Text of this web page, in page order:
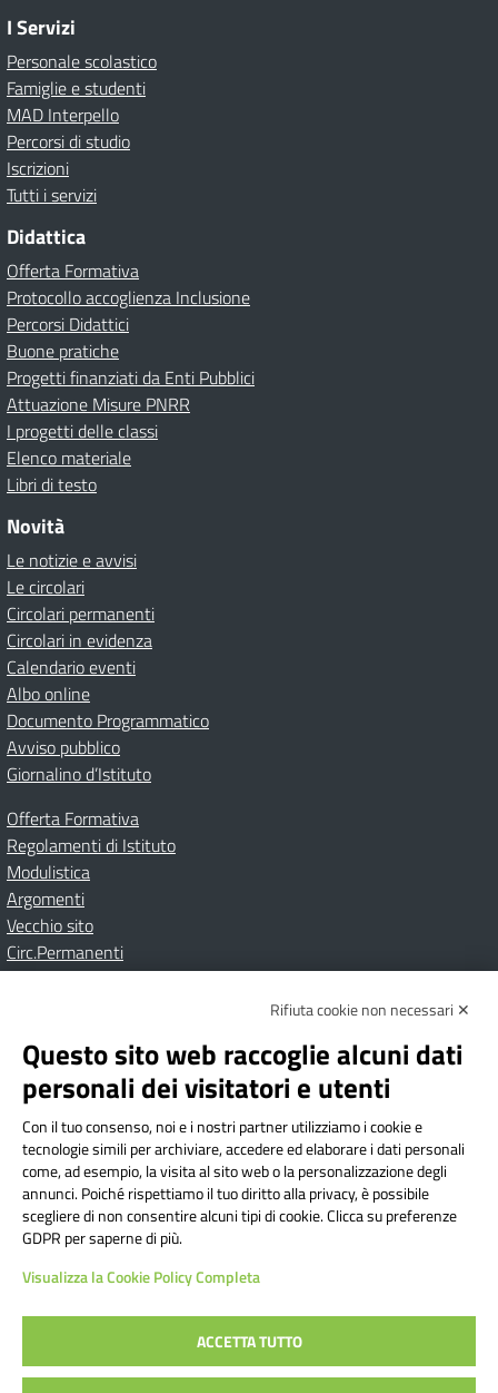
I Servizi
Personale scolastico
Famiglie e studenti
MAD Interpello
Percorsi di studio
Iscrizioni
Tutti i servizi
Didattica
Offerta Formativa
Protocollo accoglienza Inclusione
Percorsi Didattici
Buone pratiche
Progetti finanziati da Enti Pubblici
Attuazione Misure PNRR
I progetti delle classi
Elenco materiale
Libri di testo
Novità
Le notizie e avvisi
Le circolari
Circolari permanenti
Circolari in evidenza
Calendario eventi
Albo online
Documento Programmatico
Avviso pubblico
Giornalino d’Istituto
Offerta Formativa
Regolamenti di Istituto
Modulistica
Argomenti
Vecchio sito
Circ.Permanenti
Albo onlinePrivacy Policy
Dichiarazione di accessibilità
Note Legali
Istituto Comprensivo Bricherasio
Via Cesare Bollea n. 3 - 10064 Bricherasio (TO) | P.E.O.:
toic84200d@istruzione.it | P.E.C.:
toic84200d@pec.istruzione.it
Codice Fiscale: 94544620019 | Cod. Meccanografico:
TOIC84200D | Codice IPA: istsc_toic84200d | Codice
Univoco: UFYI9M
Sito web realizzato da AVVALE SPA|Concept & Design by
Rifiuta cookie non necessari ✕
Questo sito web raccoglie alcuni dati
personali dei visitatori e utenti
Con il tuo consenso, noi e i nostri partner utilizziamo i cookie e
tecnologie simili per archiviare, accedere ed elaborare i dati personali
come, ad esempio, la visita al sito web o la personalizzazione degli
annunci. Poiché rispettiamo il tuo diritto alla privacy, è possibile
scegliere di non consentire alcuni tipi di cookie. Clicca su preferenze
GDPR per saperne di più.
Visualizza la Cookie Policy Completa
ACCETTA TUTTO